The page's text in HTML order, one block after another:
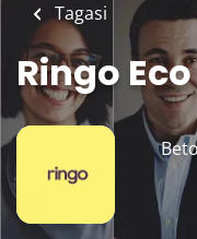
Tagasi
Ringo Eco